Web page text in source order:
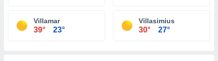
Villamar
39° 23°
Villasimius
30° 27°